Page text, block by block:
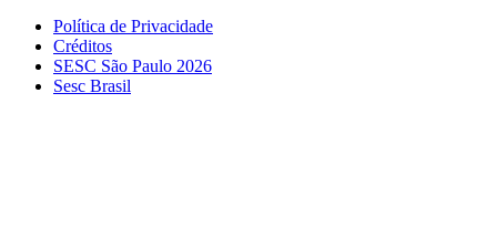
Política de Privacidade
Créditos
SESC São Paulo 2026
Sesc Brasil